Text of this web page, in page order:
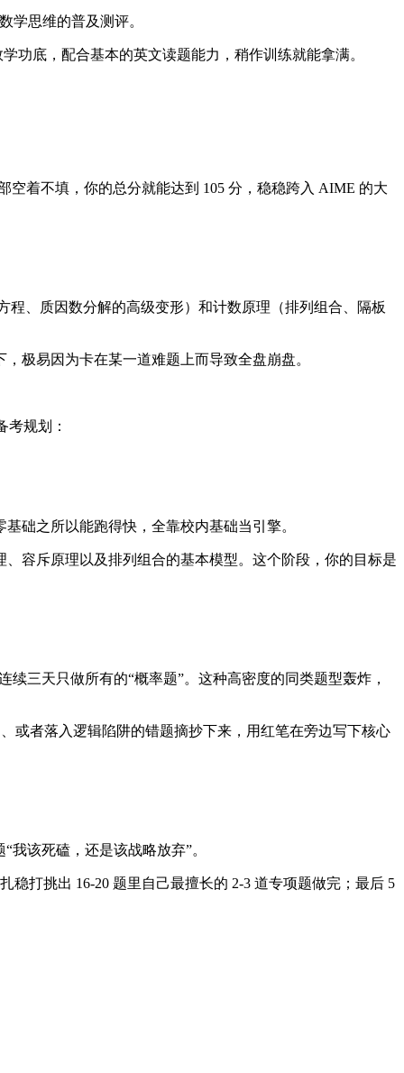
学思维的普及测评。
功底，配合基本的英文读题能力，稍作训练就能拿满。
空着不填，你的总分就能达到 105 分，稳稳跨入 AIME 的大
、质因数分解的高级变形）和计数原理（排列组合、隔板
极易因为卡在某一道难题上而导致全盘崩盘。
规划：
础之所以能跑得快，全靠校内基础当引擎。
容斥原理以及排列组合的基本模型。这个阶段，你的目标是
三天只做所有的“概率题”。这种高密度的同类题型轰炸，
或者落入逻辑陷阱的错题摘抄下来，用红笔在旁边写下核心
该死磕，还是该战略放弃”。
稳打挑出 16-20 题里自己最擅长的 2-3 道专项题做完；最后 5